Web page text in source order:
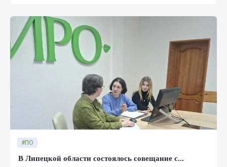
В Липецкой области состоялось совещание с...
#ПО